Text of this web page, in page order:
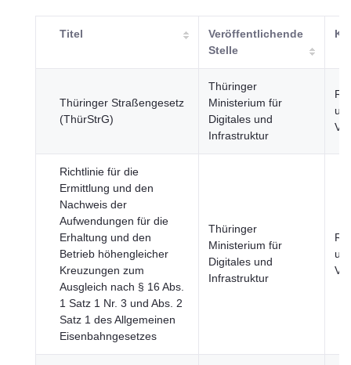
Titel
Veröffentlichende
Stelle
Thüringer Straßengesetz
(ThürStrG)
Thüringer
Ministerium für
Digitales und
Infrastruktur
Richtlinie für die
Ermittlung und den
Nachweis der
Aufwendungen für die
Erhaltung und den
Betrieb höhengleicher
Kreuzungen zum
Ausgleich nach § 16 Abs.
1 Satz 1 Nr. 3 und Abs. 2
Satz 1 des Allgemeinen
Eisenbahngesetzes
Thüringer
Ministerium für
Digitales und
Infrastruktur